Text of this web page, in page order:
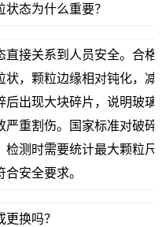
态为什么重要？
接关系到人员安全。合格
，颗粒边缘相对钝化，减
出现大块碎片，说明玻璃
重割伤。国家标准对破碎
测时需要统计最大颗粒尺
安全要求。
换吗？